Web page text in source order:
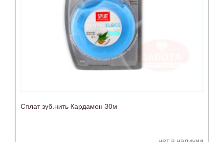
Сплат зуб.нить Кардамон 30м